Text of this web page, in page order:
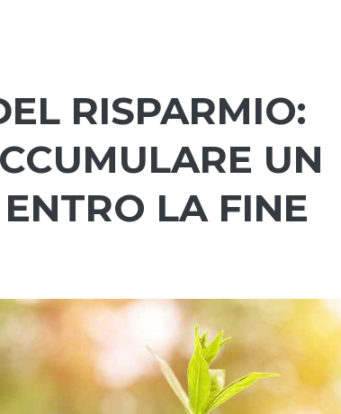
RISPARMIO:
UN
LA FINE